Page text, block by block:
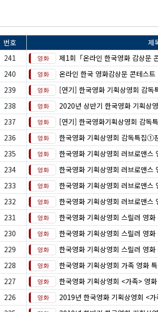
번호 제
241
제1회「온라인 한국영화 감상문
240
온라인 한국 영화감상문 콘테스트
239
[연기] 한국영화 기획상영회 감독
238
2020년 상반기 한국영화 기획상
237
[연기] 한국영화기획상영회 감독
236
한국영화 기획상영회 감독특집①
235
한국영화 기획상영회 러브로맨
234
한국영화 기획상영회 러브로맨
233
한국영화 기획상영회 러브로맨
232
한국영화 기획상영회 러브로맨
231
한국영화 기획상영회 스릴러 영
230
한국영화 기획상영회 스릴러 영
229
한국영화 기획상영회 스릴러 영
228
한국영화 기획상영회 가족 영화
227
한국영화 기획상영회 <가족> 영
226
2019년 한국영화 기획상영회 <